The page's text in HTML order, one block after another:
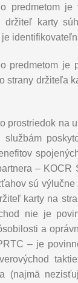
predmetom
karty
predmetom je
strany držiteľa
prostriedok na
–
sú
karty na
nie je
a
– je
(najmä